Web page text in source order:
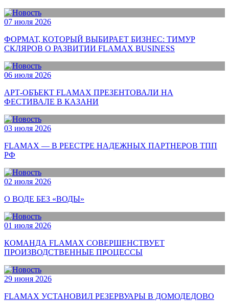
07 июля 2026
ФОРМАТ, КОТОРЫЙ ВЫБИРАЕТ БИЗНЕС: ТИМУР
СКЛЯРОВ О РАЗВИТИИ FLAMAX BUSINESS
06 июля 2026
АРТ-ОБЪЕКТ FLAMAX ПРЕЗЕНТОВАЛИ НА
ФЕСТИВАЛЕ В КАЗАНИ
03 июля 2026
FLAMAX — В РЕЕСТРЕ НАДЕЖНЫХ ПАРТНЕРОВ ТПП
РФ
02 июля 2026
О ВОДЕ БЕЗ «ВОДЫ»
01 июля 2026
КОМАНДА FLAMAX СОВЕРШЕНСТВУЕТ
ПРОИЗВОДСТВЕННЫЕ ПРОЦЕССЫ
29 июня 2026
FLAMAX УСТАНОВИЛ РЕЗЕРВУАРЫ В ДОМОДЕДОВО